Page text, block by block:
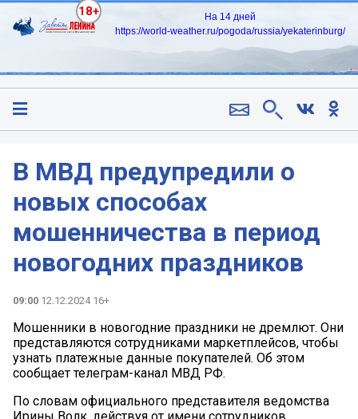
18+
На 14 дней
https://world-weather.ru/pogoda/russia/yekaterinburg/
В МВД предупредили о
новых способах
мошенничества в период
новогодних праздников
09:00 12.12.2024 16+
Мошенники в новогодние праздники не дремлют. Они
представляются сотрудниками маркетплейсов, чтобы
узнать платежные данные покупателей. Об этом
сообщает телеграм-канал МВД РФ.
По словам официального представителя ведомства